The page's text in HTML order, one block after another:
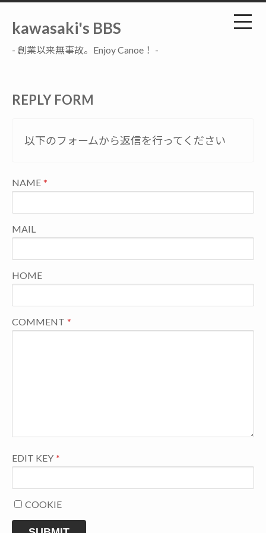
kawasaki's BBS
- 創業以来無事故。Enjoy Canoe！ -
REPLY FORM
以下のフォームから返信を行ってください
NAME
MAIL
HOME
COMMENT
EDIT KEY
COOKIE